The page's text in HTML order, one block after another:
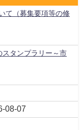
て（募集要項等の修
スタンプラリー～市
08-07